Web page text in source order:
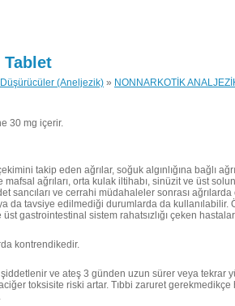
Tablet
Düşürücüler (Aneljezik) » NONNARKOTİK
30 mg içerir.
takip eden ağrılar, soğuk algınlığına bağlı
ağrıları, orta kulak iltihabı, sinüzit ve üst
sancıları ve cerrahi müdahaleler sonrası
da tavsiye edilmediği durumlarda da kullanılabilir.
gastrointestinal sistem rahatsızlığı çeken
kontrendikedir.
ve ateş 3 günden uzun sürer veya tekrar
toksisite riski artar. Tıbbi zaruret